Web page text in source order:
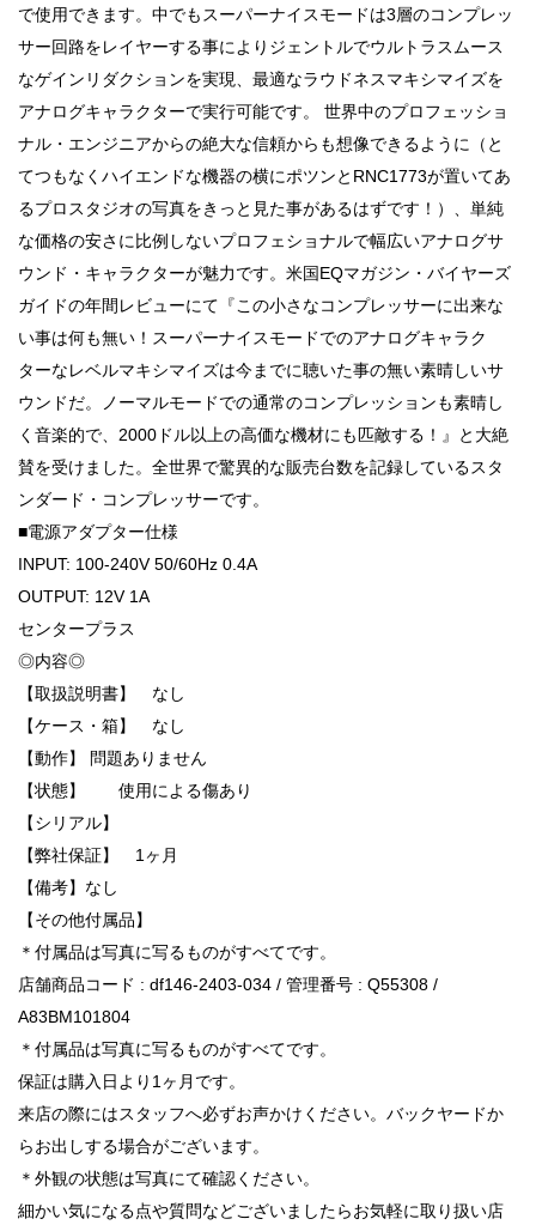
で使用できます。中でもスーパーナイスモードは3層のコンプレッ
サー回路をレイヤーする事によりジェントルでウルトラスムース
なゲインリダクションを実現、最適なラウドネスマキシマイズを
アナログキャラクターで実行可能です。 世界中のプロフェッショ
ナル・エンジニアからの絶大な信頼からも想像できるように（と
てつもなくハイエンドな機器の横にポツンとRNC1773が置いてあ
るプロスタジオの写真をきっと見た事があるはずです！）、単純
な価格の安さに比例しないプロフェショナルで幅広いアナログサ
ウンド・キャラクターが魅力です。米国EQマガジン・バイヤーズ
ガイドの年間レビューにて『この小さなコンプレッサーに出来な
い事は何も無い！スーパーナイスモードでのアナログキャラク
ターなレベルマキシマイズは今までに聴いた事の無い素晴しいサ
ウンドだ。ノーマルモードでの通常のコンプレッションも素晴し
く音楽的で、2000ドル以上の高価な機材にも匹敵する！』と大絶
賛を受けました。全世界で驚異的な販売台数を記録しているスタ
ンダード・コンプレッサーです。
■電源アダプター仕様
INPUT: 100-240V 50/60Hz 0.4A
OUTPUT: 12V 1A
センタープラス
◎内容◎
【取扱説明書】 なし
【ケース・箱】 なし
【動作】 問題ありません
【状態】 使用による傷あり
【シリアル】
【弊社保証】 1ヶ月
【備考】なし
【その他付属品】
＊付属品は写真に写るものがすべてです。
店舗商品コード : df146-2403-034 / 管理番号 : Q55308 /
A83BM101804
＊付属品は写真に写るものがすべてです。
保証は購入日より1ヶ月です。
来店の際にはスタッフへ必ずお声かけください。バックヤードか
らお出しする場合がございます。
＊外観の状態は写真にて確認ください。
細かい気になる点や質問などございましたらお気軽に取り扱い店